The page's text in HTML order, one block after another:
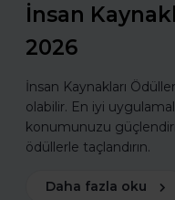
İnsan
2026
İnsan Kaynakları
olabilir. En iyi
konumunuzu
ödüllerle taçlandırın.
Daha fazla oku